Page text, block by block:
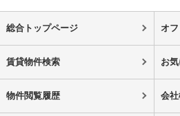
総合トップページ オ
賃貸物件検索 お
物件閲覧履歴 会